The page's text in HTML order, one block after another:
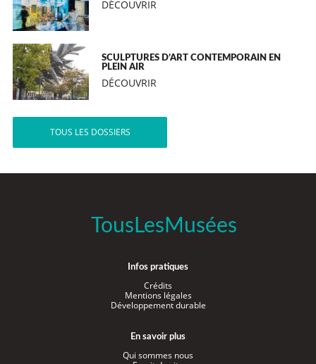
DÉCOUVRIR
SCULPTURES D’ART CONTEMPORAIN EN
PLEIN AIR
DÉCOUVRIR
TOUS LES DOSSIERS
TousLesMusées
Infos pratiques
Crédits
Mentions légales
Développement durable
En savoir plus
Qui sommes nous